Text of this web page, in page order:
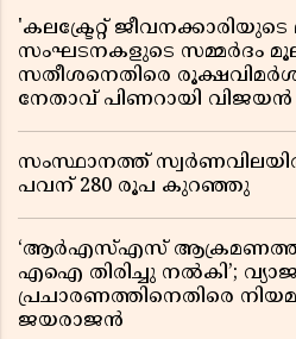
'കലക്ട്രേറ്റ്
സംഘടനകളുടെ സമ്മർദം
സതീശനെതിരെ
നേതാവ് പിണറായി വിജയൻ
സംസ്ഥാനത്ത്
പവന് 280 രൂപ കുറഞ്ഞു
‘ആർഎസ്എസ്
എഐ തിരിച്ചു നൽകി’; വ്യാജ
പ്രചാരണത്തിനെതിരെ
ജയരാജൻ